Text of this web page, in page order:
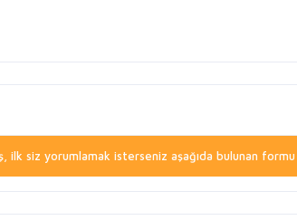
ilk siz yorumlamak isterseniz aşağıda bulunan